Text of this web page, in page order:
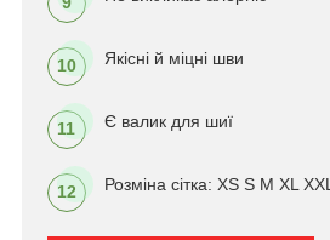
10 Якісні й міцні шви
11 Є валик для шиї
12 Розміна сітка: XS S M XL XXL